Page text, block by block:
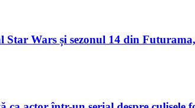
Star Wars și sezonul 14 din